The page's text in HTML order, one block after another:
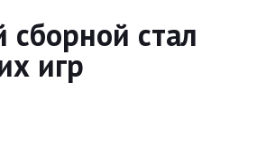
сборной стал
игр